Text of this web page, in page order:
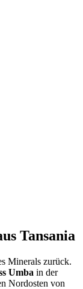
Tansania
Minerals zurück.
Umba in der
Nordosten von